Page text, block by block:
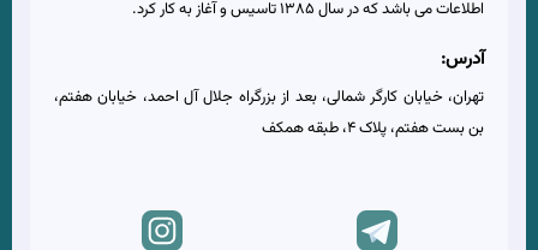
اطلاعات می باشد که در سال 1385 تاسیس و آغاز به کار کرد.
آدرس:
تهران، خیابان کارگر شمالی، بعد از بزرگراه جلال آل احمد، خیابان هفتم،
بن بست هفتم، پلاک 4، طبقه همکف